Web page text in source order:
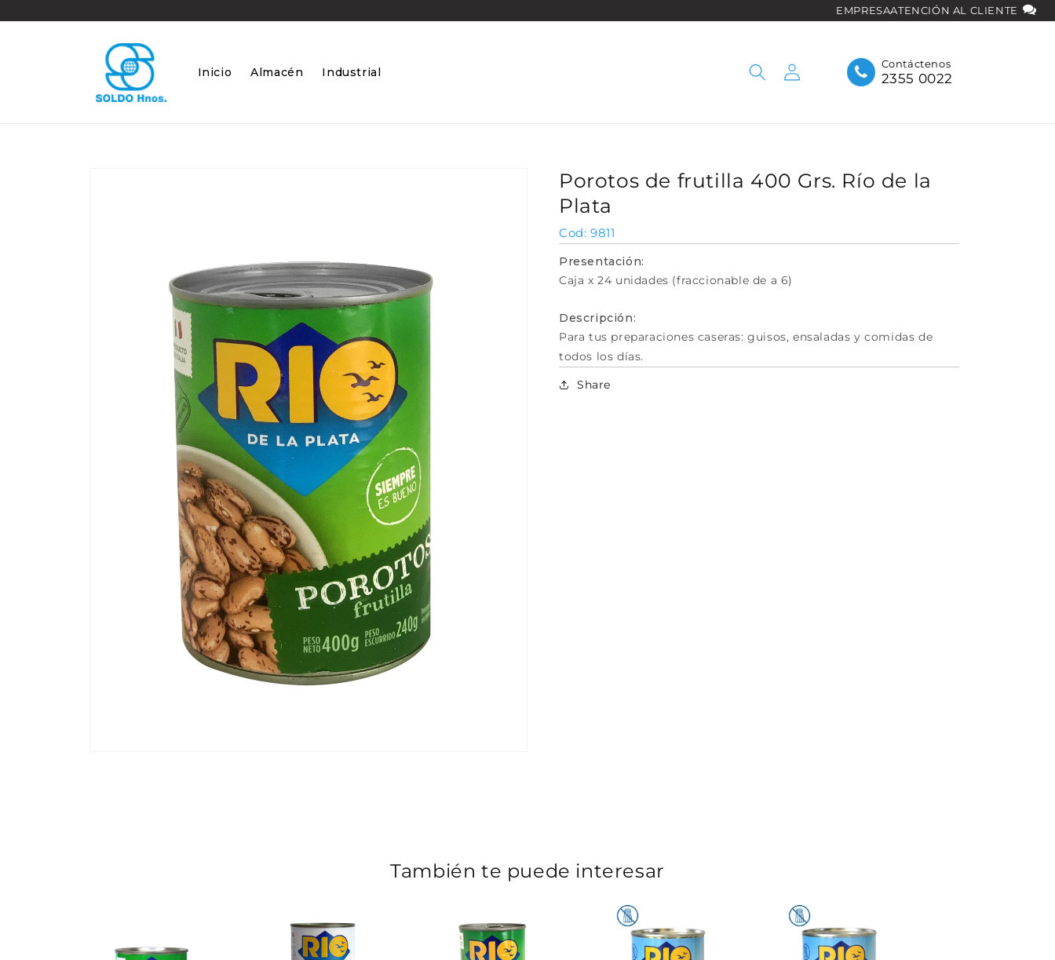
EMPRESAATENCIÓN AL CLIENTE
Inicio Almacén Industrial
Iniciar
sesión
Contáctenos
2355 0022
Porotos de frutilla 400 Grs. Río de la
Plata
SKU:
9811
Presentación:
Caja x 24 unidades (fraccionable de a 6)
Descripción:
Para tus preparaciones caseras: guisos, ensaladas y comidas de
todos los días.
Share
También te puede interesar